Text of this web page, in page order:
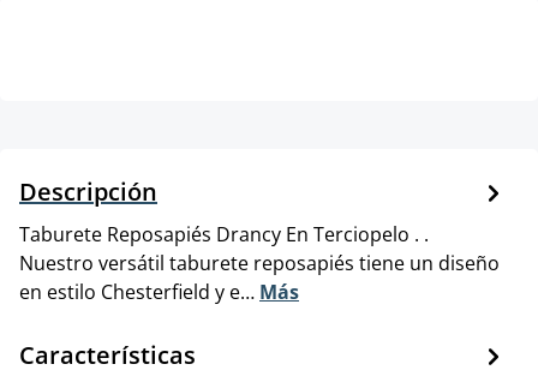
Descripción
Taburete Reposapiés Drancy En Terciopelo . .
Nuestro versátil taburete reposapiés tiene un diseño
en estilo Chesterfield y e… Más
Características